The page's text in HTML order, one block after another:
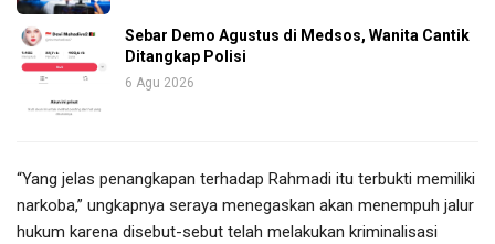
Sebar Demo Agustus di Medsos, Wanita Cantik
Ditangkap Polisi
6 Agu 2026
“Yang jelas penangkapan terhadap Rahmadi itu terbukti memiliki
narkoba,” ungkapnya seraya menegaskan akan menempuh jalur
hukum karena disebut-sebut telah melakukan kriminalisasi